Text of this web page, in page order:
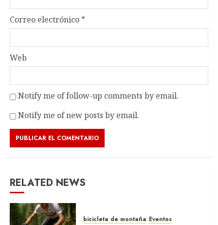
Correo electrónico *
Web
Notify me of follow-up comments by email.
Notify me of new posts by email.
RELATED NEWS
bicicleta de montaña Eventos